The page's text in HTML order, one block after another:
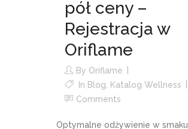
pół ceny –
Rejestracja w
Oriflame
By Oriflame
In Blog
Katalog Wellness
Comments
Optymalne odżywienie w smaku